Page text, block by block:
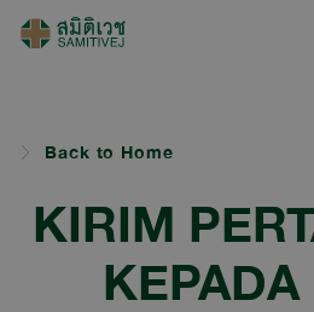
Back to Home
KIRIM